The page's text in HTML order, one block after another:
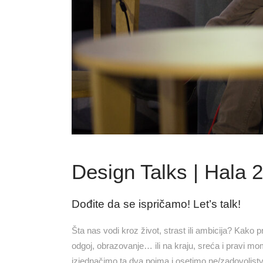
Design Talks | Hala
Dođite da se ispričamo! Let’s talk!
Šta nas vodi kroz život, strast ili ambicija? Kako
odgoj, obrazovanje… ili na kraju, sreća i pravi